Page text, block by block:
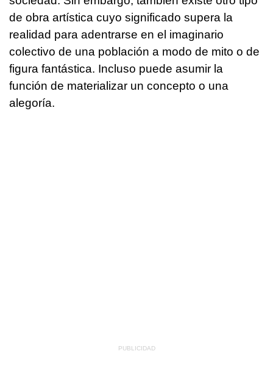
de obra artística cuyo significado supera la
realidad para adentrarse en el imaginario
colectivo de una población a modo de mito o de
figura fantástica. Incluso puede asumir la
función de materializar un concepto o una
alegoría.